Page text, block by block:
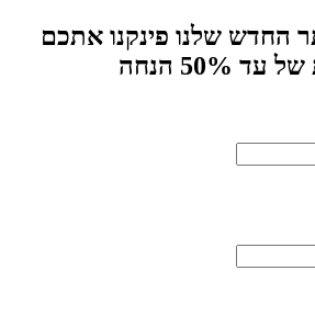
החדש שלנו פינקנו אתכם
הנחה